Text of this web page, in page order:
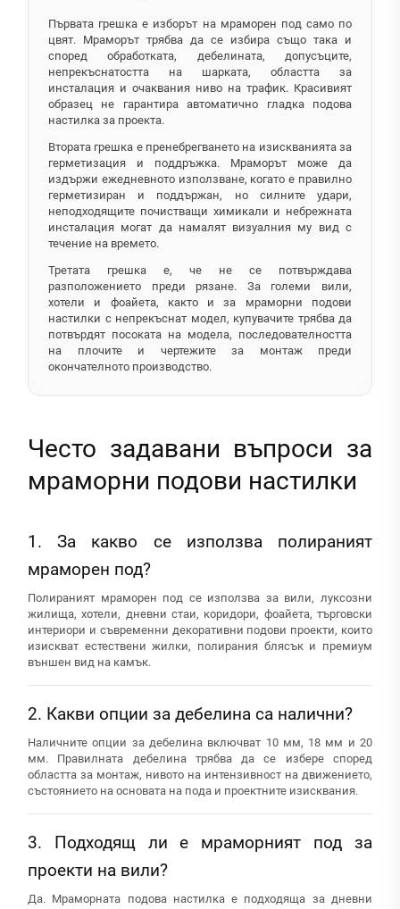
Първата грешка е изборът на мраморен под само по
цвят. Мраморът трябва да се избира също така и
според обработката, дебелината, допусъците,
непрекъснатостта на шарката, областта за
инсталация и очаквания ниво на трафик. Красивият
образец не гарантира автоматично гладка подова
настилка за проекта.
Втората грешка е пренебрегването на изискванията за
герметизация и поддръжка. Мраморът може да
издържи ежедневното използване, когато е правилно
герметизиран и поддържан, но силните удари,
неподходящите почистващи химикали и небрежната
инсталация могат да намалят визуалния му вид с
течение на времето.
Третата грешка е, че не се потвърждава
разположението преди рязане. За големи вили,
хотели и фоайета, както и за мраморни подови
настилки с непрекъснат модел, купувачите трябва да
потвърдят посоката на модела, последователността
на плочите и чертежите за монтаж преди
окончателното производство.
Често задавани въпроси за
мраморни подови настилки
1. За какво се използва полираният
мраморен под?
Полираният мраморен под се използва за вили, луксозни
жилища, хотели, дневни стаи, коридори, фоайета, търговски
интериори и съвременни декоративни подови проекти, които
изискват естествени жилки, полирания блясък и премиум
външен вид на камък.
2. Какви опции за дебелина са налични?
Наличните опции за дебелина включват 10 мм, 18 мм и 20
мм. Правилната дебелина трябва да се избере според
областта за монтаж, нивото на интензивност на движението,
състоянието на основата на пода и проектните изисквания.
3. Подходящ ли е мраморният под за
проекти на вили?
Да. Мраморната подова настилка е подходяща за дневни